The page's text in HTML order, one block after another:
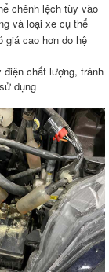
chênh lệch tùy vào
và loại xe cụ thể
giá cao hơn do hệ
chất lượng, tránh
dụng